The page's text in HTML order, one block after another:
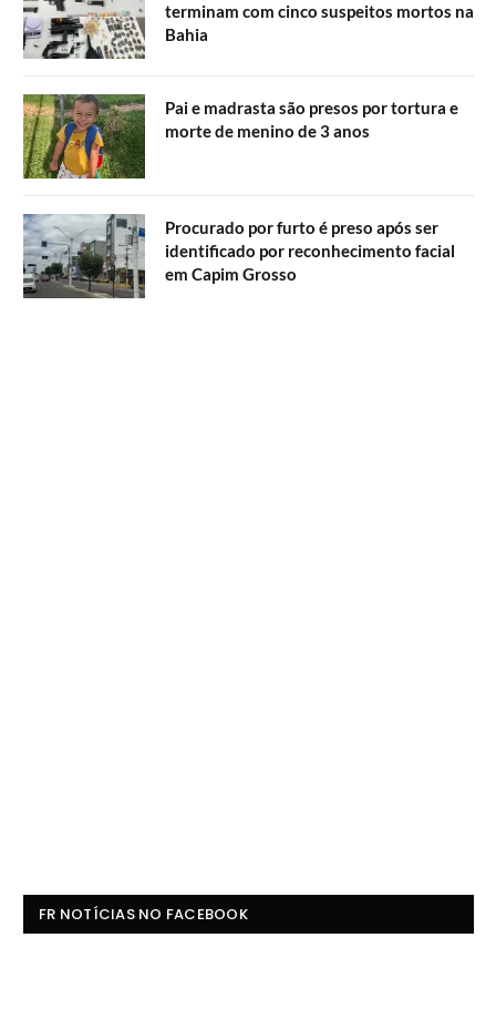
terminam com cinco suspeitos mortos na
Bahia
Pai e madrasta são presos por tortura e
morte de menino de 3 anos
Procurado por furto é preso após ser
identificado por reconhecimento facial
em Capim Grosso
FR NOTÍCIAS NO FACEBOOK